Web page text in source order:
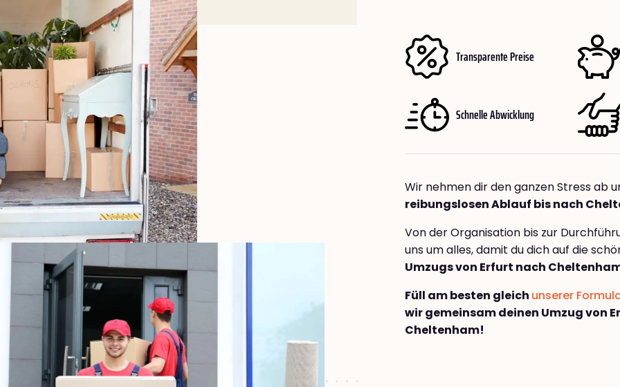
Transparente Preise
Schnelle Abwicklung
Wir nehmen dir den ganzen Stress ab
reibungslosen Ablauf bis nach
Von der Organisation bis zur
uns um alles, damit du dich auf die
Umzugs von Erfurt nach
Füll am besten gleich unserer
wir gemeinsam deinen Umzug von
Cheltenham!